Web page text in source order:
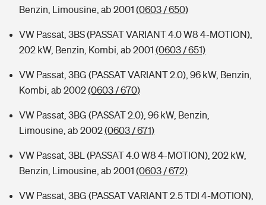
Benzin, Limousine, ab 2001 (0603 / 650)
VW Passat, 3BS (PASSAT VARIANT 4.0 W8 4-MOTION),
202 kW, Benzin, Kombi, ab 2001 (0603 / 651)
VW Passat, 3BG (PASSAT VARIANT 2.0), 96 kW, Benzin,
Kombi, ab 2002(0603 / 670)
VW Passat, 3BG (PASSAT 2.0), 96 kW, Benzin,
Limousine, ab 2002(0603 / 671)
VW Passat, 3BL (PASSAT 4.0 W8 4-MOTION), 202 kW,
Benzin, Limousine, ab 2001 (0603 / 672)
VW Passat, 3BG (PASSAT VARIANT 2.5 TDI 4-MOTION),